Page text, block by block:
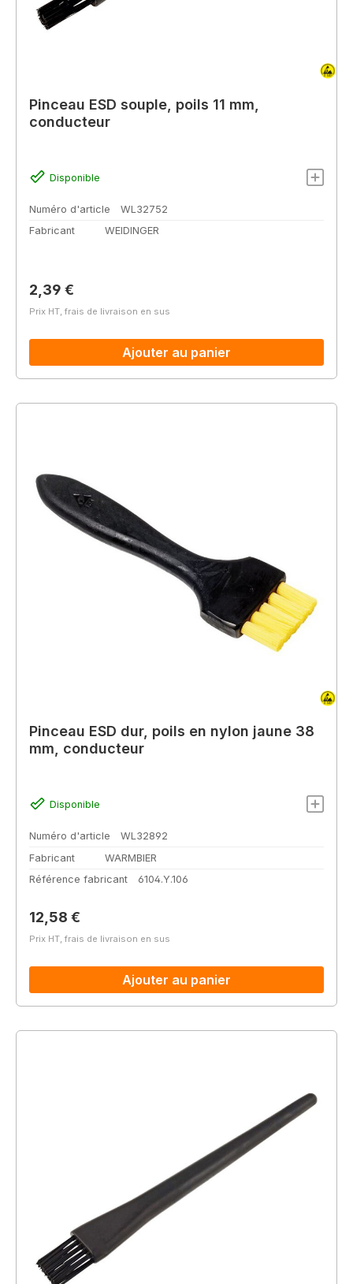
Pinceau ESD souple, poils 11 mm,
conducteur
Disponible
Numéro d'article
WL32752
Fabricant
WEIDINGER
Prix régulier :
2,39 €
Prix HT, frais de livraison en sus
Ajouter au panier
Pinceau ESD dur, poils en nylon jaune 38
mm, conducteur
Disponible
Numéro d'article
WL32892
Fabricant
WARMBIER
Référence fabricant
6104.Y.106
Prix régulier :
12,58 €
Prix HT, frais de livraison en sus
Ajouter au panier